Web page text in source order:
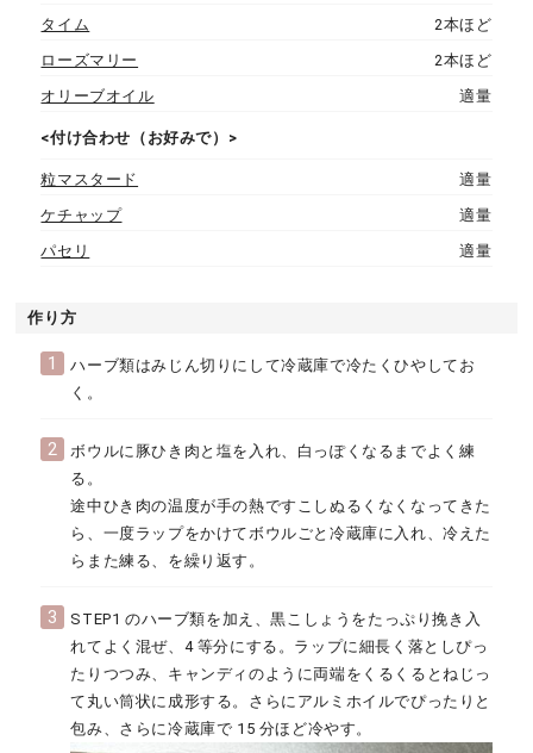
タイム
2本ほど
ローズマリー
2本ほど
オリーブオイル
適量
<付け合わせ（お好みで）>
粒マスタード
適量
ケチャップ
適量
パセリ
適量
作り方
1
ハーブ類はみじん切りにして冷蔵庫で冷たくひやしてお
く。
2
ボウルに豚ひき肉と塩を入れ、白っぽくなるまでよく練
る。
途中ひき肉の温度が手の熱ですこしぬるくなくなってきた
ら、一度ラップをかけてボウルごと冷蔵庫に入れ、冷えた
らまた練る、を繰り返す。
3
STEP1 のハーブ類を加え、黒こしょうをたっぷり挽き入
れてよく混ぜ、4 等分にする。ラップに細長く落としぴっ
たりつつみ、キャンディのように両端をくるくるとねじっ
て丸い筒状に成形する。さらにアルミホイルでぴったりと
包み、さらに冷蔵庫で 15 分ほど冷やす。